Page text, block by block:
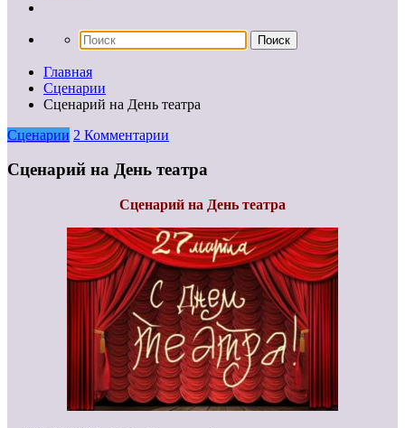
Главная
Сценарии
Сценарий на День театра
Сценарии 2 Комментарии
Сценарий на День театра
Сценарий на День театра